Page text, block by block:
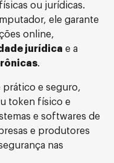
ou jurídicas.
ele garante
online,
jurídica e a
.
prático e seguro,
token físico e
e softwares de
e produtores
nas